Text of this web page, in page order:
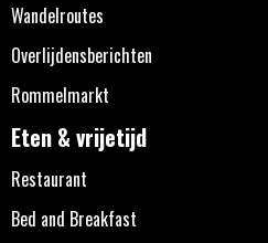
Wandelroutes
Overlijdensberichten
Rommelmarkt
Eten & vrijetijd
Restaurant
Bed and Breakfast